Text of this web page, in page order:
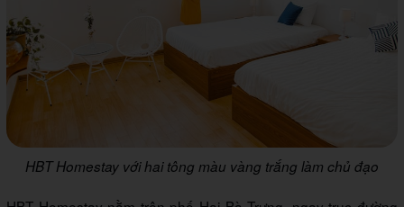
HBT Homestay với hai tông màu vàng trắng làm chủ đạo